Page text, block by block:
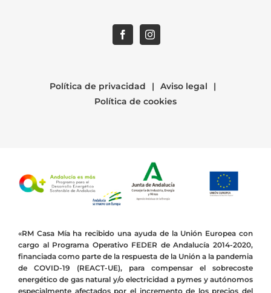
Política de privacidad
Aviso legal
Política de cookies
«RM Casa Mía ha recibido una ayuda de la Unión Europea con
cargo al Programa Operativo FEDER de Andalucía 2014-2020,
financiada como parte de la respuesta de la Unión a la pandemia
de COVID-19 (REACT-UE), para compensar el sobrecoste
energético de gas natural y/o electricidad a pymes y autónomos
especialmente afectados por el incremento de los precios del